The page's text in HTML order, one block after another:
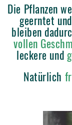
Die Pflanzen
geerntet
bleiben
vollen
leckere und
Natürlich